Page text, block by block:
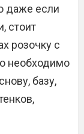
даже если
стоит
розочку с
необходимо
базу,